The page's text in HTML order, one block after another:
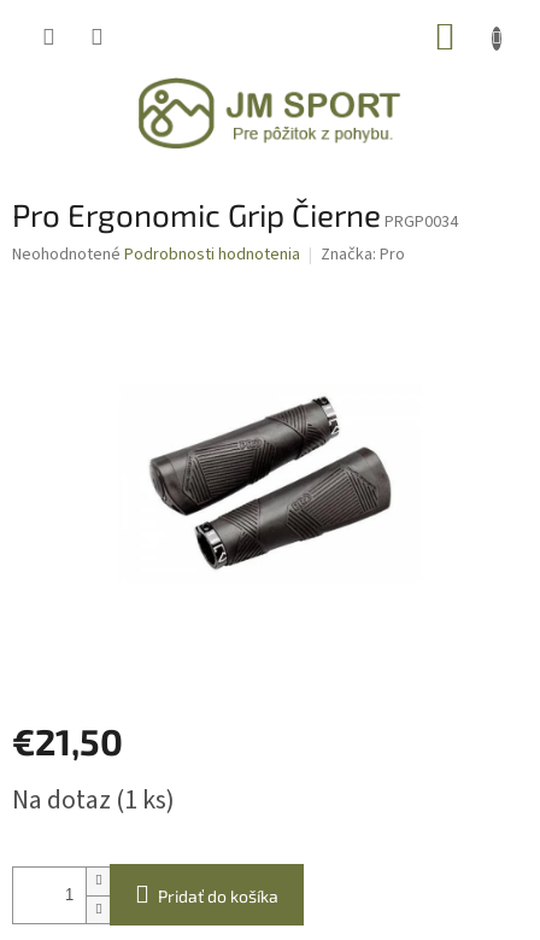
Pro Ergonomic Grip Čierne PRGP0034
Priemerné
Neohodnotené Podrobnosti hodnotenia Značka: Pro
€21,50
cena:
Na dotaz (1 ks)
Pridať do košíka